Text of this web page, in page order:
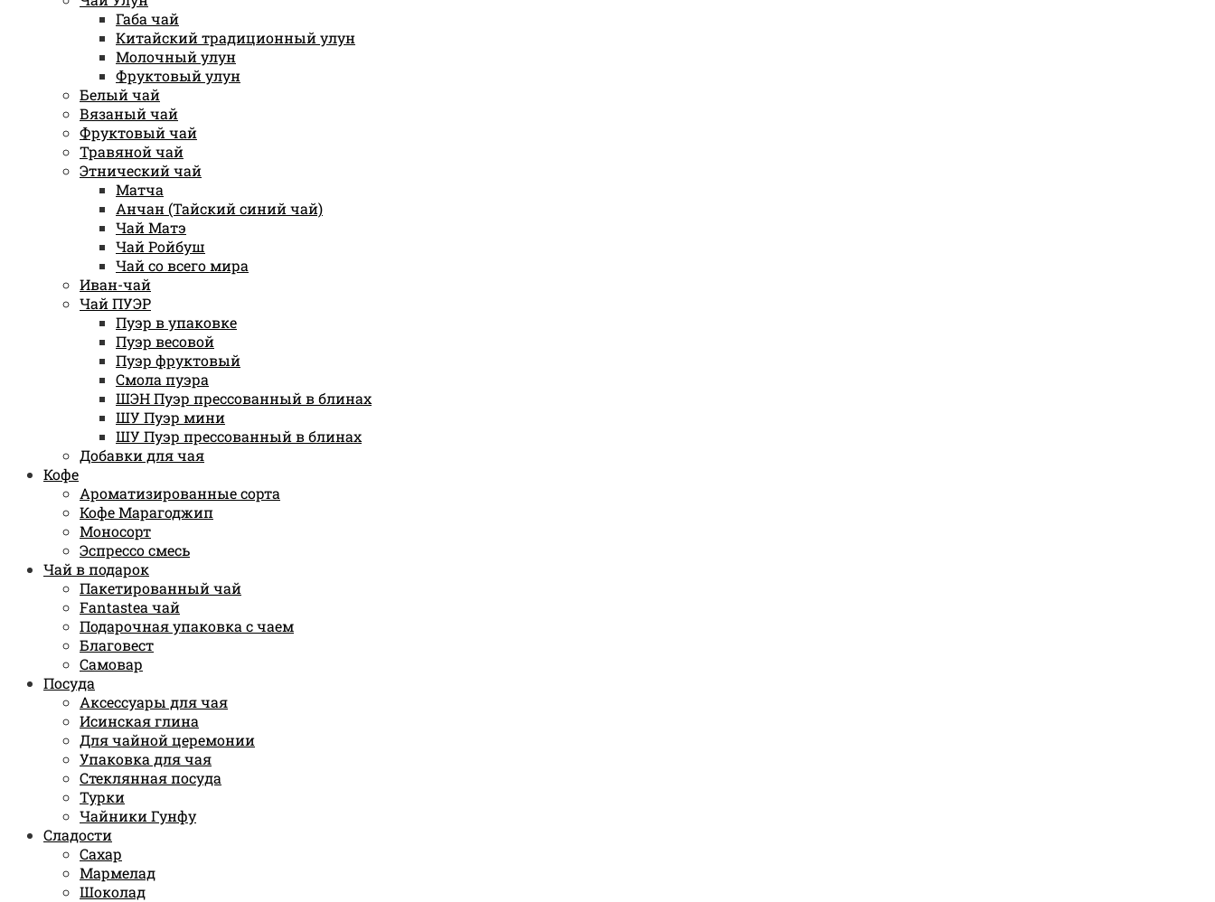
Габа чай
Китайский традиционный улун
Молочный улун
Фруктовый улун
Белый чай
Вязаный чай
Фруктовый чай
Травяной чай
Этнический чай
Матча
Анчан (Тайский синий чай)
Чай Матэ
Чай Ройбуш
Чай со всего мира
Иван-чай
Чай ПУЭР
Пуэр в упаковке
Пуэр весовой
Пуэр фруктовый
Смола пуэра
ШЭН Пуэр прессованный в блинах
ШУ Пуэр мини
ШУ Пуэр прессованный в блинах
Добавки для чая
Кофе
Ароматизированные сорта
Кофе Марагоджип
Моносорт
Эспрессо смесь
Чай в подарок
Пакетированный чай
Fantastea чай
Подарочная упаковка с чаем
Благовест
Самовар
Посуда
Аксессуары для чая
Исинская глина
Для чайной церемонии
Упаковка для чая
Стеклянная посуда
Турки
Чайники Гунфу
Сладости
Сахар
Мармелад
Шоколад